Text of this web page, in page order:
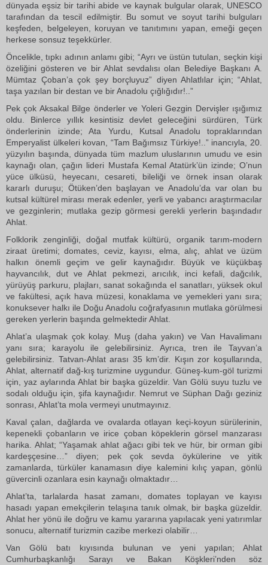
dünyada eşsiz bir tarihi abide ve kaynak bulgular olarak, UNESCO
tarafından da tescil edilmiştir. Bu somut ve soyut tarihi bulguları
keşfeden, belgeleyen, koruyan ve tanıtımını yapan, emeği geçen
herkese sonsuz teşekkürler.
Öncelikle, tıpkı adının anlamı gibi; “Ayrı ve üstün tutulan, seçkin kişi
özeliğini gösteren ve bir Ahlat sevdalısı olan Belediye Başkanı A.
Mümtaz Çoban’a çok şey borçluyuz” diyen Ahlatlılar için; “Ahlat,
taşa yazılan bir destan ve bir Anadolu çığlığıdır!..”
Pek çok Aksakal Bilge önderler ve Yoleri Gezgin Dervişler ışığımız
oldu. Binlerce yıllık kesintisiz devlet geleceğini sürdüren, Türk
önderlerinin izinde; Ata Yurdu, Kutsal Anadolu topraklarından
Emperyalist ülkeleri kovan, “Tam Bağımsız Türkiye!..” inancıyla, 20.
yüzyılın başında, dünyada tüm mazlum uluslarının umudu ve esin
kaynağı olan, çağın lideri Mustafa Kemal Atatürk’ün izinde; O’nun
yüce ülküsü, heyecanı, cesareti, bileliği ve örnek insan olarak
kararlı duruşu; Ötüken’den başlayan ve Anadolu’da var olan bu
kutsal kültürel mirası merak edenler, yerli ve yabancı araştırmacılar
ve gezginlerin; mutlaka gezip görmesi gerekli yerlerin başındadır
Ahlat.
Folklorik zenginliği, doğal mutfak kültürü, organik tarım-modern
ziraat üretimi; domates, ceviz, kayısı, elma, alıç, ahlat ve üzüm
halkın önemli geçim ve gelir kaynağıdır. Büyük ve küçükbaş
hayvancılık, dut ve Ahlat pekmezi, arıcılık, inci kefali, dağcılık,
yürüyüş parkuru, plajları, sanat sokağında el sanatları, yüksek okul
ve fakültesi, açık hava müzesi, konaklama ve yemekleri yanı sıra;
konuksever halkı ile Doğu Anadolu coğrafyasının mutlaka görülmesi
gereken yerlerin başında gelmektedir Ahlat.
Ahlat’a ulaşmak çok kolay. Muş (daha yakın) ve Van Havalimanı
yanı sıra; karayolu ile gelebilirsiniz. Ayrıca, tren ile Tayvan’a
gelebilirsiniz. Tatvan-Ahlat arası 35 km’dir. Kışın zor koşullarında,
Ahlat, alternatif dağ-kış turizmine uygundur. Güneş-kum-göl turizmi
için, yaz aylarında Ahlat bir başka güzeldir. Van Gölü suyu tuzlu ve
sodalı olduğu için, şifa kaynağıdır. Nemrut ve Süphan Dağı geziniz
sonrası, Ahlat’ta mola vermeyi unutmayınız.
Kaval çalan, dağlarda ve ovalarda otlayan keçi-koyun sürülerinin,
kepenekli çobanların ve irice çoban köpeklerin görsel manzarası
harika. Ahlat; “Yaşamak ahlat ağacı gibi tek ve hür, bir orman gibi
kardeşçesine…” diyen; pek çok sevda öykülerine ve yitik
zamanlarda, türküler kanamasın diye kalemini kılıç yapan, gönlü
güvercinli ozanlara esin kaynağı olmaktadır…
Ahlat’ta, tarlalarda hasat zamanı, domates toplayan ve kayısı
hasadı yapan emekçilerin telaşına tanık olmak, bir başka güzeldir.
Ahlat her yönü ile doğru ve kamu yararına yapılacak yeni yatırımlar
sonucu, alternatif turizmin cazibe merkezi olabilir…
Van Gölü batı kıyısında bulunan ve yeni yapılan; Ahlat
Cumhurbaşkanlığı Sarayı ve Bakan Köşkleri’nden söz